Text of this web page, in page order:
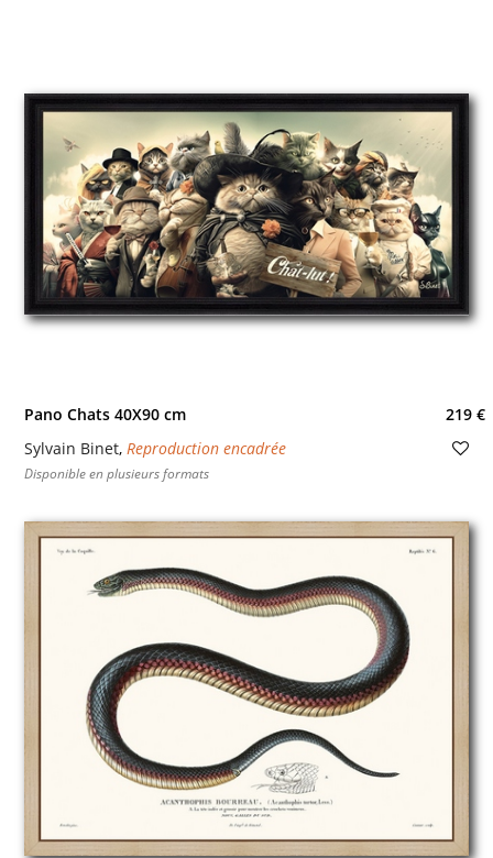
Pano Chats 40X90 cm
219 €
Sylvain Binet, Reproduction encadrée
Disponible en plusieurs formats